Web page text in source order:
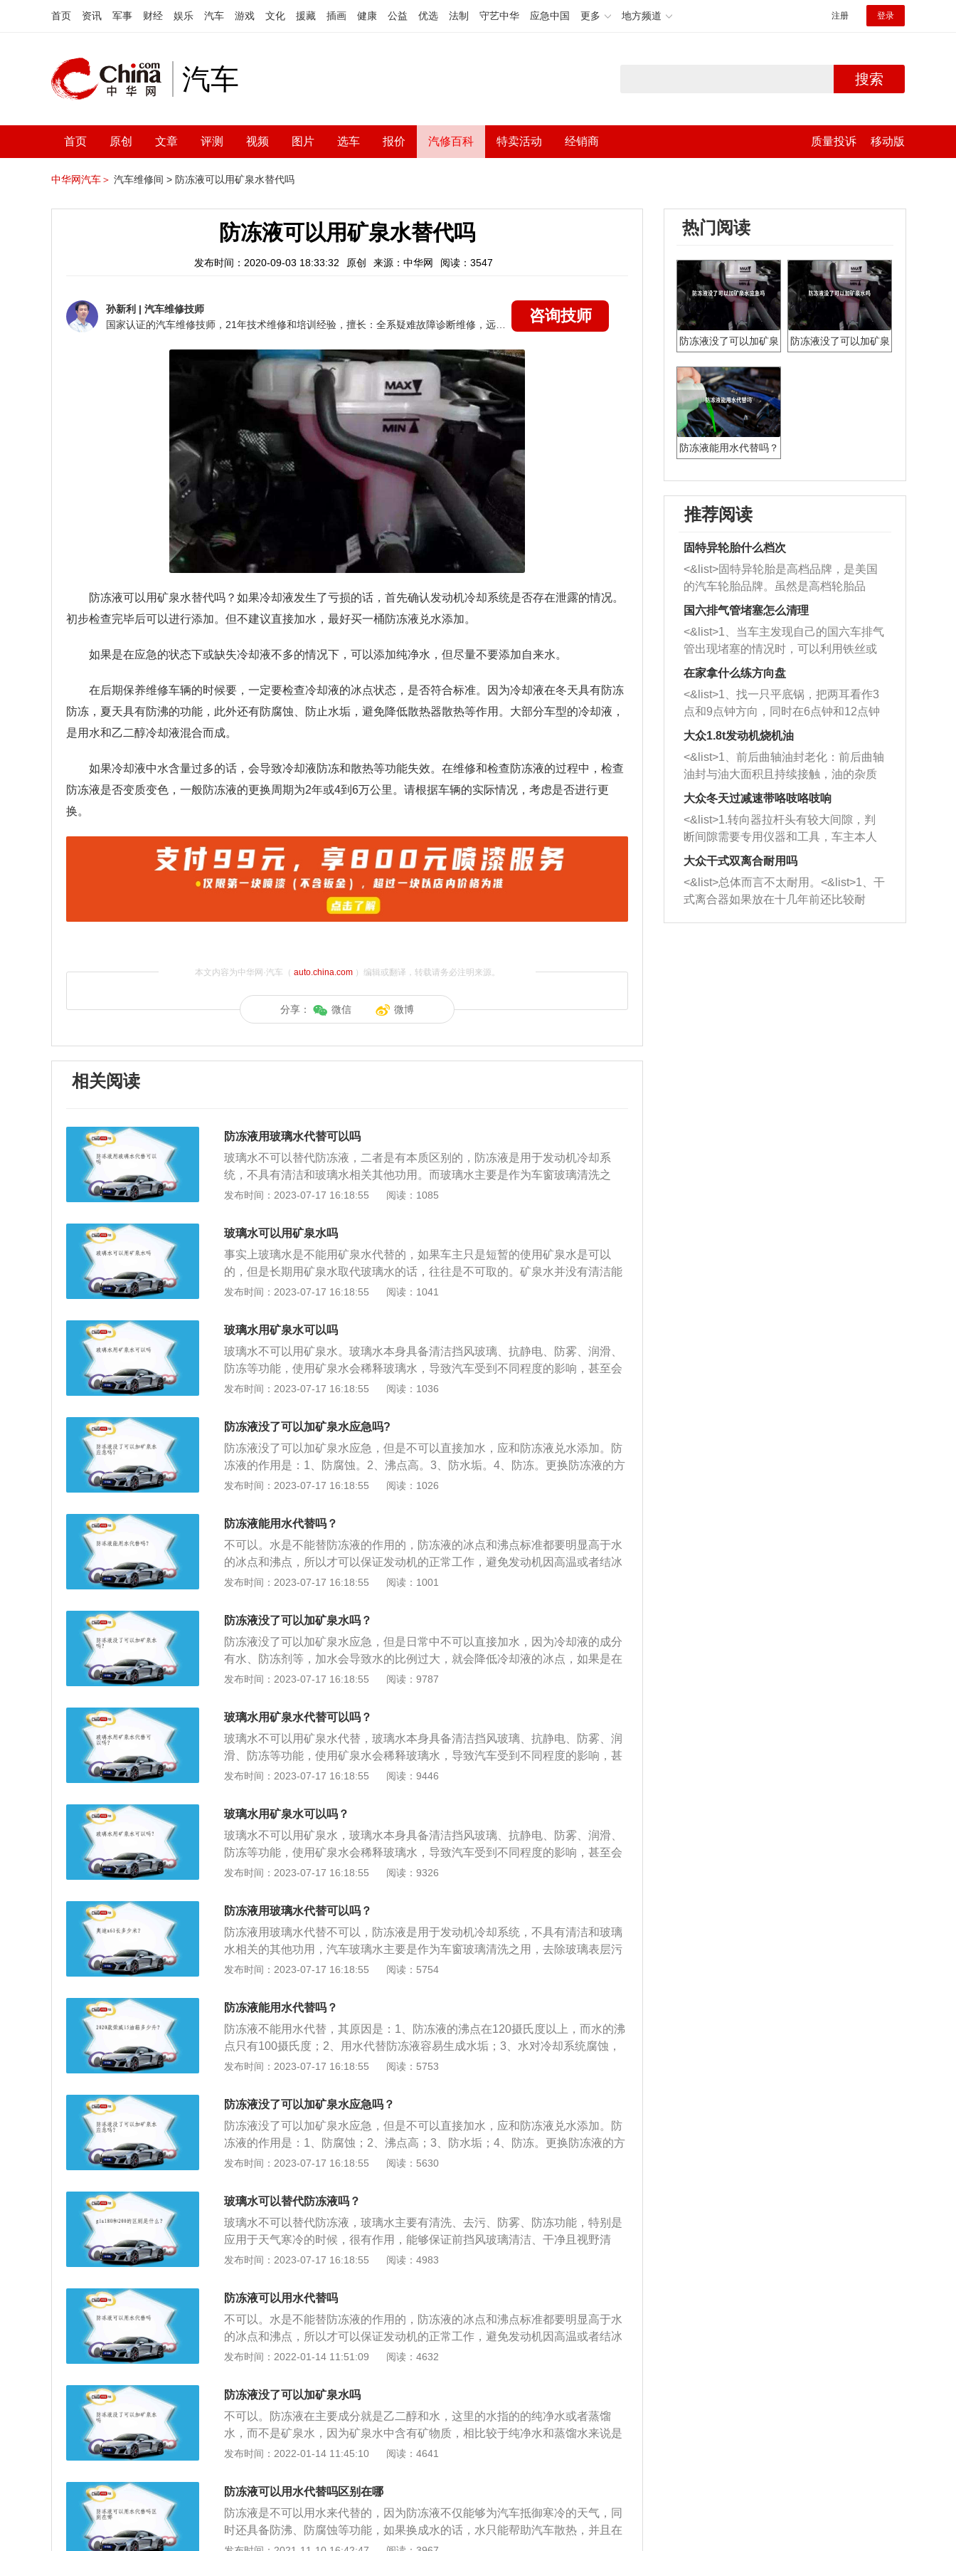
首页 资讯 军事 财经 娱乐 汽车 游戏 文化 援藏 插画 健康 公益 优选 法制 守艺中华 应急中国 更多 地方频道 注册 登录
汽车 搜索
首页 原创 文章 评测 视频 图片 选车 报价 汽修百科 特卖活动 经销商 质量投诉 移动版
中华网汽车＞ 汽车维修间 > 防冻液可以用矿泉水替代吗
防冻液可以用矿泉水替代吗
发布时间：2020-09-03 18:33:32 原创 来源：中华网 阅读：3547
孙新利 | 汽车维修技师
咨询技师
防冻液可以用矿泉水替代吗？如果冷却液发生了亏损的话，首先确认发动机冷却系统是否存在泄露的情况。
初步检查完毕后可以进行添加。但不建议直接加水，最好买一桶防冻液兑水添加。
如果是在应急的状态下或缺失冷却液不多的情况下，可以添加纯净水，但尽量不要添加自来水。
在后期保养维修车辆的时候要，一定要检查冷却液的冰点状态，是否符合标准。因为冷却液在冬天具有防冻
防冻，夏天具有防沸的功能，此外还有防腐蚀、防止水垢，避免降低散热器散热等作用。大部分车型的冷却液，
是用水和乙二醇冷却液混合而成。
如果冷却液中水含量过多的话，会导致冷却液防冻和散热等功能失效。在维修和检查防冻液的过程中，检查
防冻液是否变质变色，一般防冻液的更换周期为2年或4到6万公里。请根据车辆的实际情况，考虑是否进行更
换。
本文内容为中华网·汽车（ auto.china.com）编辑或翻译，转载请务必注明来源。
分享： 微信 微博
相关阅读
防冻液用玻璃水代替可以吗
玻璃水不可以替代防冻液，二者是有本质区别的，防冻液是用于发动机冷却系
统，不具有清洁和玻璃水相关其他功用。而玻璃水主要是作为车窗玻璃清洗之
用，去除玻璃表层脏污或是污渍，同样防冻液也不适宜作玻璃水使用。汽车玻璃
于天气寒冷的时候，很有作用，能够保证前挡风玻璃清洁、干净且视野清晰，确
摩擦时，有可能产生一定的静电，而玻璃水可以有效消除静电作用。D、润滑功
能。减少雨刷器片与前挡玻璃之间的摩擦，有效避免产生划痕。E、有一定防腐
蚀功能。日常使用当中难免会因玻璃水喷洒接触到车身其他部件，所以具有一定
具备的基本功能。发动机工作时产生大量的热量，其热量要通过冷却系统散发到
周围空间。防冻液就起到了很好的流动介质作用。B、防腐功能：冷却系统当中
有水箱、缸体（盖）、水泵、水管等众多部件，这些部件基本上由铁质、钢、
有一定的腐蚀作用。考虑到这一点，在生产时直接添加一些特殊添加剂，可有效
能。C、防垢功能：散热系统当中的水垢来源于一些钙、镁等离子，这些容易与
水中某些物质发生反应而生成水垢。故防冻液在生产过程中均以经过软化处理的
去离子水作为原料基础，有效防止或避免一定量水垢的生成。D、防冻功能：这
也是最基本的，在气温较低天气时，能够保证防冻液不被冻住，保持冷却系统正
用的部位或系统。
发布时间：2023-07-17 16:18:55 阅读：1085
玻璃水可以用矿泉水吗
事实上玻璃水是不能用矿泉水代替的，如果车主只是短暂的使用矿泉水是可以
的，但是长期用矿泉水取代玻璃水的话，往往是不可取的。矿泉水并没有清洁能
力和防冻的效果，因此使用矿泉水根本达不到玻璃水的清洁、防冻效果，矿泉水
醇、缓蚀剂及多种表面活性剂组成。具有清洗、防冻、防雾、抗静电、润滑、防
成分，可以快速清除撞在挡风玻璃上的飞虫残留物。一种专为冬季使用的防冻型
玻璃清洗液，保证在外界气温低于零下20度时，依旧不会结冰冻坏汽车设施。一
种是特效防冻型，保证在零下40度时依旧不结冰，适合最北部的严寒地区使用。
刷器和玻璃！水里面包含很多杂质，所以不能用水来代替玻璃水使用！
发布时间：2023-07-17 16:18:55 阅读：1041
玻璃水用矿泉水可以吗
玻璃水不可以用矿泉水。玻璃水本身具备清洁挡风玻璃、抗静电、防雾、润滑、
防冻等功能，使用矿泉水会稀释玻璃水，导致汽车受到不同程度的影响，甚至会
影响到雨刮器的使用寿命。玻璃水加矿泉水的危害：1、首先矿泉水是没有润
玻璃的摩擦力增加，在使用的时候会出现跳动和异响；2、矿泉水本来就含有其
他成分的，多多少少都是会产生沉淀的，那么堆积起来之后就会导致管道出现堵
塞，并且很有可能会影响到储水箱的使用寿命；3、在冬天季节或者比较严寒的
地区，由于没有玻璃水的防冻功能，导致矿泉水凝结成冰，并且体积也会随之增
大，使得储水箱冻裂，如果连续使用玻璃水开关的话，汽车压缩机很容易就会受
发布时间：2023-07-17 16:18:55 阅读：1036
防冻液没了可以加矿泉水应急吗?
防冻液没了可以加矿泉水应急，但是不可以直接加水，应和防冻液兑水添加。防
冻液的作用是：1、防腐蚀。2、沸点高。3、防水垢。4、防冻。更换防冻液的方
法是：1、待发动机冷却后打开汽车引擎盖。2、打开防冻液水壶盖。3、举起车
后向防冻液水壶内倒入新的防冻液即可。防冻液的全称应该叫防冻冷却液，意为
有防冻功能的冷却液。防冻液可以防止在寒冷冬季停车时冷却液结冰而胀裂散热
器和冻坏发动机气缸体或盖。许多人认为防冻液只是冬天才使用，但其实防冻液
全年都要使用。
发布时间：2023-07-17 16:18:55 阅读：1026
防冻液能用水代替吗？
不可以。水是不能替防冻液的作用的，防冻液的冰点和沸点标准都要明显高于水
的冰点和沸点，所以才可以保证发动机的正常工作，避免发动机因高温或者结冰
而损坏。无法将防冻剂替换为水的原因是，防冻剂的沸点高于120摄氏度，而水
易产生水垢，需要经常更换，而使用防冻剂则无此后顾之忧。水对冷却系统多少
会有一些生锈腐蚀性，而防冻液中则含有防腐防锈的添加剂。所以为了自己的最
省油的家用车，夏季还是得用防冻液，切勿用自来水来代替防冻液。防冻液的全
称应该叫防冻冷却液，意为有防冻功能的冷却液。防冻液可以防止在寒冷冬季停
车时冷却液结冰而胀裂散热器和冻坏发动机气缸体或盖。许多人认为防冻液只是
发布时间：2023-07-17 16:18:55 阅读：1001
防冻液没了可以加矿泉水吗？
防冻液没了可以加矿泉水应急，但是日常中不可以直接加水，因为冷却液的成分
有水、防冻剂等，加水会导致水的比例过大，就会降低冷却液的冰点，如果是在
寒冷的天气，那么冷却液的防结冰效果就有可能失效，就会导致散热器损坏和发
用完之后就需要更换新的冷却液。防冻液少后是添加还是直接换主要是根据防冻
液是不是保质期到了出现变质情况。一般来说防冻液的保质期是在两年左右，有
些长效型的防冻液的保质期会长一点，能够达到三年到五年之间。如果防冻液是
在保质期内出现缺少的情况，车主直接添加防冻液即可。如果防冻液不再保质期
内出现缺少的情况，就需要将剩余的防冻液给放出来，然后直接更换新的防冻
命一般为两年。当冷却液过期或变脏时，应该更换。更换时，必须清除所有旧的
防冻液，并彻底清洗水箱。更换后，应该随身携带一些防冻液，以防短缺。防冻
液更换时间:没有型号的防冻液可以和水一起使用，会产生沉淀，严重影响防冻液
或每3万公里更换一次。
发布时间：2023-07-17 16:18:55 阅读：9787
玻璃水用矿泉水代替可以吗？
玻璃水不可以用矿泉水代替，玻璃水本身具备清洁挡风玻璃、抗静电、防雾、润
滑、防冻等功能，使用矿泉水会稀释玻璃水，导致汽车受到不同程度的影响，甚
至会影响到雨刮器的使用寿命。矿泉水本身没有润滑作用，长期使用的情况下会
现跳动和异响。矿泉水中本来就含有很多其他成分，会产生一定的沉淀，堆积起
发布时间：2023-07-17 16:18:55 阅读：9446
玻璃水用矿泉水可以吗？
玻璃水不可以用矿泉水，玻璃水本身具备清洁挡风玻璃、抗静电、防雾、润滑、
防冻等功能，使用矿泉水会稀释玻璃水，导致汽车受到不同程度的影响，甚至会
影响到雨刮器的使用寿命。矿泉水本身是没有润滑作用的，长期使用的情况下会
现跳动和异响。还有矿泉水中本来就含有很多其他成分，会产生一定的沉淀，堆
积起来以后会导致管道出现堵塞从而影响到储水箱的使用寿命。
发布时间：2023-07-17 16:18:55 阅读：9326
防冻液用玻璃水代替可以吗？
防冻液用玻璃水代替不可以，防冻液是用于发动机冷却系统，不具有清洁和玻璃
水相关的其他功用，汽车玻璃水主要是作为车窗玻璃清洗之用，去除玻璃表层污
渍，同样玻璃水也不适宜作冷却液使用。防冻液可以防止在寒冷冬季停车时冷却
是：1、防止水垢，避免降低散热器的散热作用；2、防冻作用，冬季气温低，为
使汽车在冬季低温下仍能继续使用。
发布时间：2023-07-17 16:18:55 阅读：5754
防冻液能用水代替吗？
防冻液不能用水代替，其原因是：1、防冻液的沸点在120摄氏度以上，而水的沸
点只有100摄氏度；2、用水代替防冻液容易生成水垢；3、水对冷却系统腐蚀，
防冻液中含有防腐防锈的添加剂。更换防冻液的方法是：1、待发动机冷却后打
旧的防冻液放掉后安装回排液旋塞；4、把车放下后向防冻液水壶内倒入新的防
冻液即可。
发布时间：2023-07-17 16:18:55 阅读：5753
防冻液没了可以加矿泉水应急吗？
防冻液没了可以加矿泉水应急，但是不可以直接加水，应和防冻液兑水添加。防
冻液的作用是：1、防腐蚀；2、沸点高；3、防水垢；4、防冻。更换防冻液的方
法是：1、待发动机冷却后打开汽车引擎盖；2、打开防冻液水壶盖；3、举起车
后向防冻液水壶内倒入新的防冻液即可。防冻液的全称为防冻冷却液，是一种含
有特殊添加剂的冷却液，主要用于液冷式发动机冷却系统，其含有：氯化钙、甲
醇、乙醇、乙二醇、丙三醇等。
发布时间：2023-07-17 16:18:55 阅读：5630
玻璃水可以替代防冻液吗？
玻璃水不可以替代防冻液，玻璃水主要有清洗、去污、防雾、防冻功能，特别是
应用于天气寒冷的时候，很有作用，能够保证前挡风玻璃清洁、干净且视野清
晰，确保行车安全；防冻液主要有冷却功能、防腐功能，在气温较低天气时，能
季常用的玻璃水，在清洗液里增加了除虫胶成分，可以快速清除撞在挡风玻璃上
的飞虫残留物；一种专为冬季使用的防冻型玻璃清洗液，保证在外界气温低于零
下2度时，依旧不会结冰冻坏汽车设施；一种是特效防冻型，保证在零下4度时依
旧不结冰。
发布时间：2023-07-17 16:18:55 阅读：4983
防冻液可以用水代替吗
不可以。水是不能替防冻液的作用的，防冻液的冰点和沸点标准都要明显高于水
的冰点和沸点，所以才可以保证发动机的正常工作，避免发动机因高温或者结冰
而损坏。无法将防冻剂替换为水的原因是，防冻剂的沸点高于120摄氏度，而水
易产生水垢，需要经常更换，而使用防冻剂则无此后顾之忧。水会在一定程度上
腐蚀冷却系统，防冻液中还包含防腐蚀和防锈添加剂。因此，对于您最省油的家
用车，夏天仍然需要使用防冻剂。请勿使用自来水代替防冻剂。一般防冻剂的冰
点可以达到-40℃，优质防冻剂的冰点可以达到-60℃左右，水的冰点为0℃，显然
不能满足冬季使用的需要。当防冻液不足时，应更换或更换冷却液，而不要用水
发布时间：2022-01-14 11:51:09 阅读：4632
防冻液没了可以加矿泉水吗
不可以。防冻液在主要成分就是乙二醇和水，这里的水指的的纯净水或者蒸馏
水，而不是矿泉水，因为矿泉水中含有矿物质，相比较于纯净水和蒸馏水来说是
有杂质的，不能蒸发。如果防冻剂不足，则可以添加纯水或蒸馏水，但绝对不能
中的矿物质会与防冻剂中的成分发生化学反应，从而影响防冻剂的功能，例如防
沸腾，防腐蚀，防水垢和润滑冷却系统。因此，建议您更换防冻剂。如果防冻剂
填充量足够，则在使用过程中它会逐渐消失。如果这种损失不是由泄漏引起的，
那么不用担心，您可以将纯净水或蒸馏水直接添加到防冻剂中，但是绝对不要添
发布时间：2022-01-14 11:45:10 阅读：4641
防冻液可以用水代替吗区别在哪
防冻液是不可以用水来代替的，因为防冻液不仅能够为汽车抵御寒冷的天气，同
时还具备防沸、防腐蚀等功能，如果换成水的话，水只能帮助汽车散热，并且在
冬天持续低温的天气下，水无法帮助汽车防冻，反而会使汽车出现结冰的情况，
热门阅读
防冻液没了可以加矿泉
防冻液没了可以加矿泉
防冻液能用水代替吗？
推荐阅读
固特异轮胎什么档次
<&list>固特异轮胎是高档品牌，是美国
的汽车轮胎品牌。虽然是高档轮胎品
牌，但是中高低端的轮胎都有生产，这
也是为了更好的开拓市场。
国六排气管堵塞怎么清理
<&list>1、当车主发现自己的国六车排气
管出现堵塞的情况时，可以利用铁丝或
者是细棍，直接将杂物给取出来，如果
堵塞情况比较严重，也可以采取应急措
施。 <&list>2、直接利用木棍将所有的
杂物推到排气管里面的位置处，然后将
三元催化器拆解开，就可以将堵塞的东
西取出来。但如果是因为积碳过多引起
的堵塞，就需要将三元催化器泡在草酸
洗剂对堵塞的情况得到解决，将清洗剂
放在燃油箱中，与燃油混合后，车辆启
动时，就可以和汽油一起进入到燃烧
室，最后形成废气排出，就可以让三元
催化器得到清洗，排气管堵塞的情况就
能够得到解决。
在家拿什么练方向盘
<&list>1、找一只平底锅，把两耳看作3
点和9点钟方向，同时在6点钟和12点钟
方向做一个标记。 <&list>2、双手握住
一圈半的练习，往右同样也要打相同的
圈数。 <&list>3、最后强调要反复练
习，这样就可以形成肌肉记忆，在真实
驾驶车辆时，不需要记忆也能打好方
向。
大众1.8t发动机烧机油
<&list>1、前后曲轴油封老化：前后曲轴
油封与油大面积且持续接触，油的杂质
和发动机内持续温度变化使其密封效果
逐渐减弱，导致渗油或漏油。<&list>2、
活塞间隙过大：积碳会使活塞环与缸体
的间隙扩大，导致机油流入燃烧室中，
造成烧机油。<&list>3、机油粘度。使用
机油粘度过小的话，同样会有烧机油现
象，机油粘度过小具有很好的流动性，
大众冬天过减速带咯吱咯吱响
<&list>1.转向器拉杆头有较大间隙，判
断间隙需要专用仪器和工具，车主本人
无法制作，需要将车辆送到修理厂或4s
店；<&list>2.车辆半轴套管防尘罩破
裂，破裂后会出现漏油现象，使半轴磨
损严重，磨损的半轴容易损坏，产生异
响；<&list>3.稳定器的转向胶套和球头
大众干式双离合耐用吗
<&list>总体而言不太耐用。<&list>1、干
式离合器如果放在十几年前还比较耐